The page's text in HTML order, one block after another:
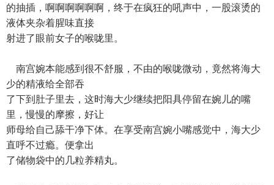
的抽插，啊啊啊啊啊啊，终于在疯狂的吼声中，一股滚烫的
液体夹杂着腥味直接
射进了眼前女子的喉咙里。
南宫婉本能感到很不舒服，不由的喉咙微动，竟然将海大
少的精液给全部吞
了下到肚子里去，这时海大少继续把阳具停留在婉儿的嘴
里，慢慢的摩擦，好让
师母给自己舔干净下体。在享受南宫婉小嘴感觉中，海大少
直呼不过瘾。便拿出
了储物袋中的几粒养精丸。